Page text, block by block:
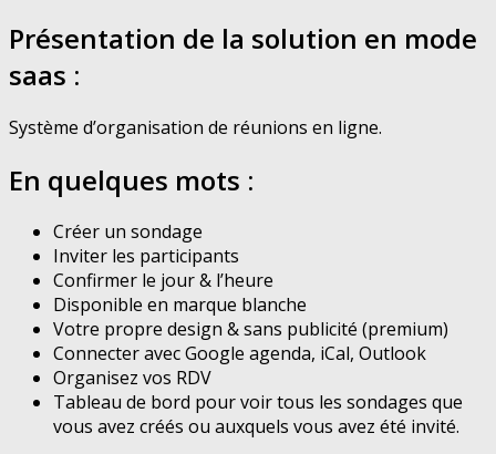
Présentation de la solution en mode
saas :
Système d’organisation de réunions en ligne.
En quelques mots :
Créer un sondage
Inviter les participants
Confirmer le jour & l’heure
Disponible en marque blanche
Votre propre design & sans publicité (premium)
Connecter avec Google agenda, iCal, Outlook
Organisez vos RDV
Tableau de bord pour voir tous les sondages que
vous avez créés ou auxquels vous avez été invité.